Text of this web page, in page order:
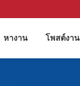
หางาน โพสต์งาน